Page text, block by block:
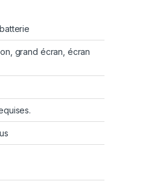
grand écran, écran